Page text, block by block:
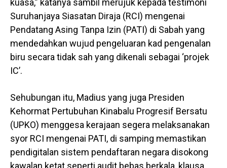
Suruhanjaya Siasatan Diraja (RCI) mengenai
Pendatang Asing Tanpa Izin (PATI) di Sabah yang
mendedahkan wujud pengeluaran kad pengenalan
biru secara tidak sah yang dikenali sebagai ‘projek
IC’.
Sehubungan itu, Madius yang juga Presiden
Kehormat Pertubuhan Kinabalu Progresif Bersatu
(UPKO) menggesa kerajaan segera melaksanakan
syor RCI mengenai PATI, di samping memastikan
pendigitalan sistem pendaftaran negara disokong
kawalan ketat seperti audit bebas berkala, klausa